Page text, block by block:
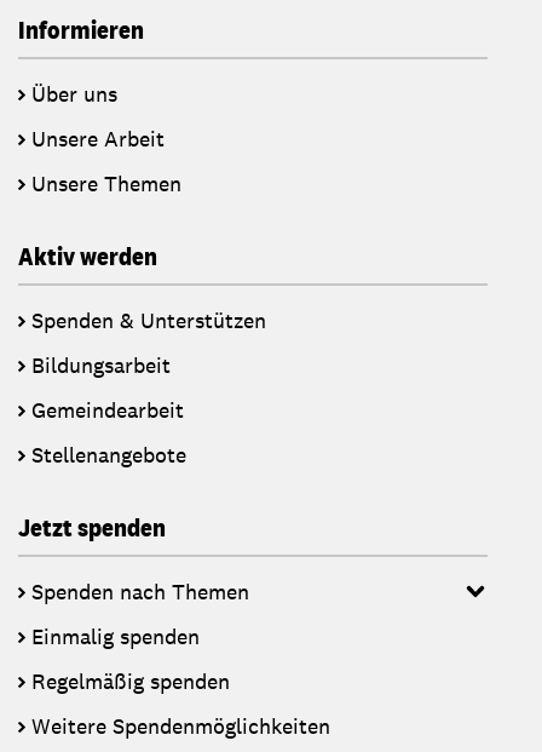
Informieren
Über uns
Unsere Arbeit
Unsere Themen
Aktiv werden
Spenden & Unterstützen
Bildungsarbeit
Gemeindearbeit
Stellenangebote
Jetzt spenden
Spenden nach Themen
Einmalig spenden
Regelmäßig spenden
Weitere Spendenmöglichkeiten